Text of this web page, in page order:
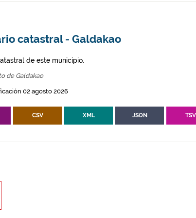
catastral - Galdakao
de este municipio.
de Galdakao
02 agosto 2026
CSV XML JSON TSV